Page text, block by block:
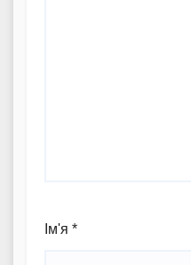
Ім'я *